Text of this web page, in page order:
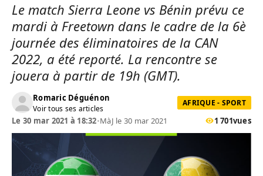
Le match Sierra Leone vs Bénin prévu ce
mardi à Freetown dans le cadre de la 6è
journée des éliminatoires de la CAN
2022, a été reporté. La rencontre se
jouera à partir de 19h (GMT).
Romaric Déguénon
Voir tous ses articles
AFRIQUE - SPORT
Le 30 mar 2021 à 18:32•MàJ le 30 mar 2021 1 701vues